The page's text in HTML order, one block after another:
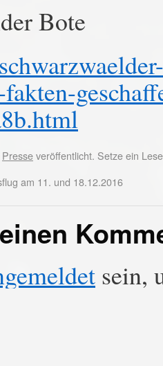
Bote
Presseveröffentlicht. Setze ein
am 11. und 18.12.2016
sein,